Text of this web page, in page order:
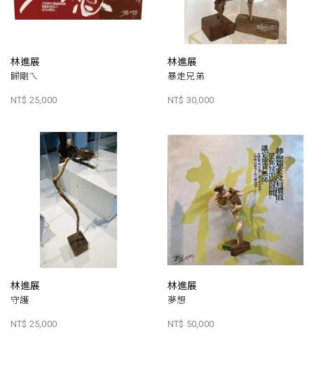
林進展
歸剛ㄟ
NT$ 25,000
林進展
暴走兄弟
NT$ 30,000
林進展
守護
NT$ 25,000
林進展
夢想
NT$ 50,000